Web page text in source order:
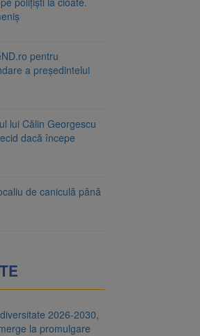
pentru
a președintelui
lui Călin Georgescu
dacă începe
de caniculă până
2026-2030,
la promulgare